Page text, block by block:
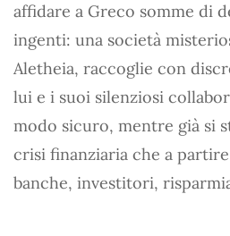
affidare a Greco somme di
ingenti: una società
Aletheia, raccoglie con
lui e i suoi silenziosi
modo sicuro, mentre già si
crisi finanziaria che a
banche, investitori,